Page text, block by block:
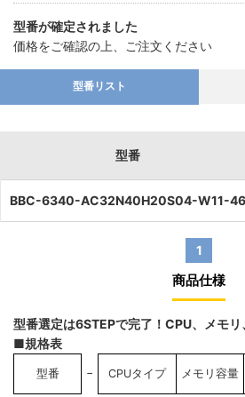
型番が確定されました
価格をご確認の上、ご注文ください
型番リスト
型番
BBC-6340-AC32N40H20S04-W11-46
1
商品仕様
型番選定は6STEPで完了！CPU、メモ
■規格表
型番 − CPUタイプ メモリ容量